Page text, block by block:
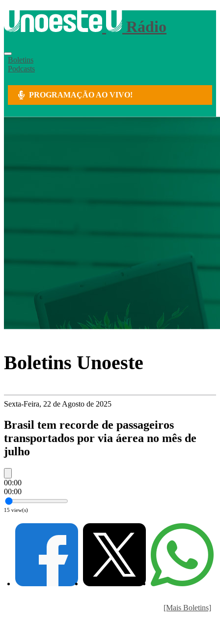
Rádio
Boletins
Podcasts
PROGRAMAÇÃO AO VIVO!
Boletins Unoeste
Sexta-Feira, 22 de Agosto de 2025
Brasil tem recorde de passageiros
transportados por via áerea no mês de
julho
00:00
00:00
15 view(s)
[Mais Boletins]